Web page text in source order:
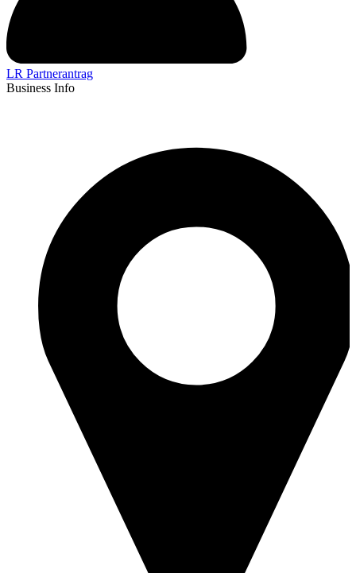
LR Partnerantrag
Business Info